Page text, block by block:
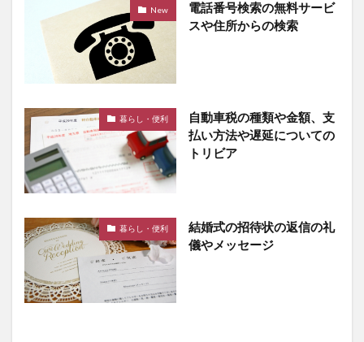
New
電話番号検索の無料サービ
スや住所からの検索
暮らし・便利
自動車税の種類や金額、支
払い方法や遅延についての
トリビア
暮らし・便利
結婚式の招待状の返信の礼
儀やメッセージ